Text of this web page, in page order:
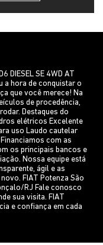
DIESEL SE 4WD AT
a hora de conquistar o
que você merece! Na
de procedência,
Destaques do
elétricos Excelente
uso Laudo cautelar
com as
os principais bancos e
Nossa equipe está
ágil e as
FIAT Potenza São
RJ Fale conosco
sua visita. FIAT
e confiança em cada